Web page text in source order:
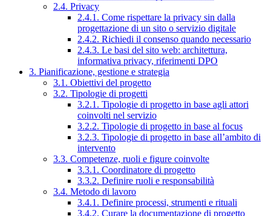
2.4. Privacy
2.4.1. Come rispettare la privacy sin dalla
progettazione di un sito o servizio digitale
2.4.2. Richiedi il consenso quando necessario
2.4.3. Le basi del sito web: architettura,
informativa privacy, riferimenti DPO
3. Pianificazione, gestione e strategia
3.1. Obiettivi del progetto
3.2. Tipologie di progetti
3.2.1. Tipologie di progetto in base agli attori
coinvolti nel servizio
3.2.2. Tipologie di progetto in base al focus
3.2.3. Tipologie di progetto in base all’ambito di
intervento
3.3. Competenze, ruoli e figure coinvolte
3.3.1. Coordinatore di progetto
3.3.2. Definire ruoli e responsabilità
3.4. Metodo di lavoro
3.4.1. Definire processi, strumenti e rituali
3.4.2. Curare la documentazione di progetto